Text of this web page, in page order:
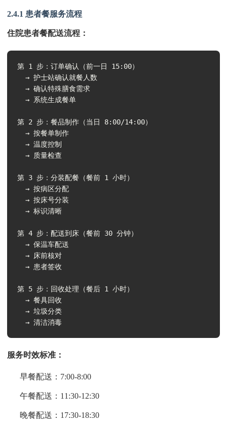
2.4.1 患者餐服务流程
住院患者餐配送流程：
第 1 步：订单确认（前一日 15:00）
  → 护士站确认就餐人数
  → 确认特殊膳食需求
  → 系统生成餐单
第 2 步：餐品制作（当日 8:00/14:00）
  → 按餐单制作
  → 温度控制
  → 质量检查
第 3 步：分装配餐（餐前 1 小时）
  → 按病区分配
  → 按床号分装
  → 标识清晰
第 4 步：配送到床（餐前 30 分钟）
  → 保温车配送
  → 床前核对
  → 患者签收
第 5 步：回收处理（餐后 1 小时）
  → 餐具回收
  → 垃圾分类
  → 清洁消毒
服务时效标准：
早餐配送：7:00-8:00
午餐配送：11:30-12:30
晚餐配送：17:30-18:30